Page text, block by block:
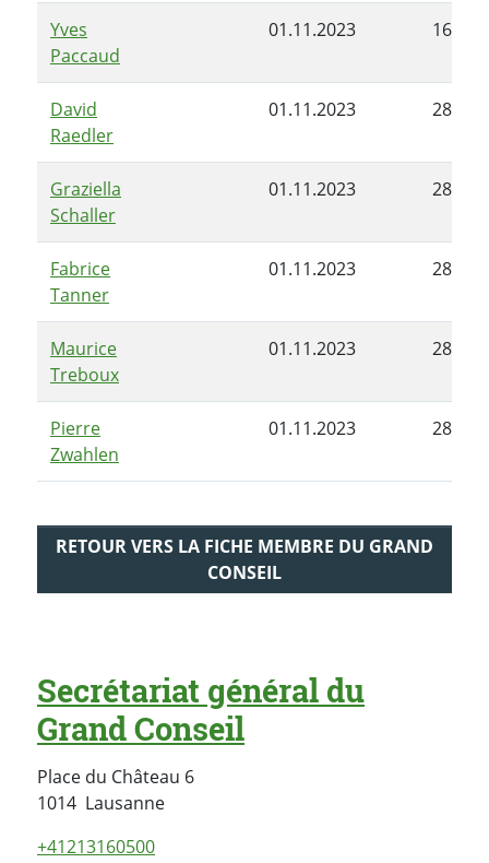
Yves
Paccaud
01.11.2023
David
Raedler
01.11.2023
Graziella
Schaller
01.11.2023
Fabrice
Tanner
01.11.2023
Maurice
Treboux
01.11.2023
Pierre
Zwahlen
01.11.2023
RETOUR VERS LA FICHE MEMBRE DU GRAND
CONSEIL
Secrétariat général du
Grand Conseil
Place du Château 6
1014 LausanneSuisse
+41213160500